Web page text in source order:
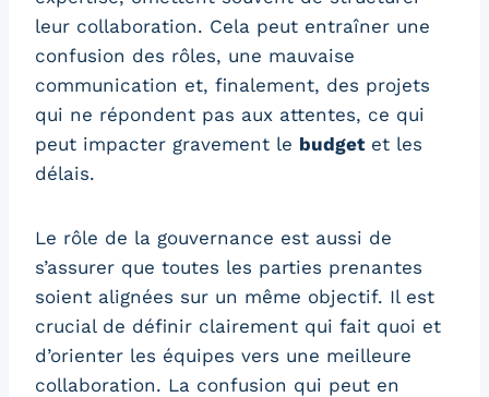
leur collaboration. Cela peut entraîner une
confusion des rôles, une mauvaise
communication et, finalement, des projets
qui ne répondent pas aux attentes, ce qui
peut impacter gravement le budgetet les
délais.
Le rôle de la gouvernance est aussi de
s’assurer que toutes les parties prenantes
soient alignées sur un même objectif. Il est
crucial de définir clairement qui fait quoi et
d’orienter les équipes vers une meilleure
collaboration. La confusion qui peut en